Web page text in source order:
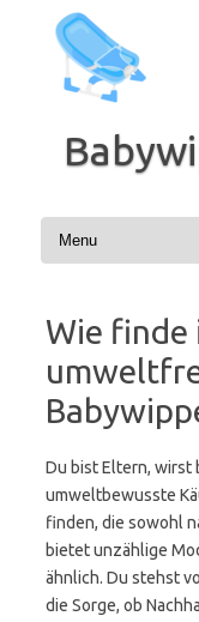
Inhalt
springen
Wie finde
Du bist Eltern, wirst
umweltbewusste
finden, die sowohl
bietet unzählige
ähnlich. Du stehst
die Sorge, ob